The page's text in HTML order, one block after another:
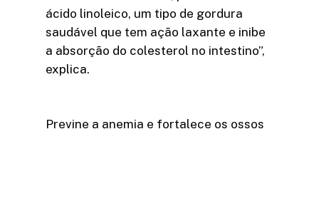
ácido linoleico, um tipo de gordura
saudável que tem ação laxante e inibe
a absorção do colesterol no intestino”,
explica.
Previne a anemia e fortalece os ossos